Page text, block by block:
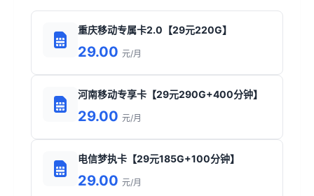
重庆移动专属卡2.0【29元220G】
29.00 元/月
河南移动专享卡【29元290G+400分钟】
29.00 元/月
电信梦执卡【29元185G+100分钟】
29.00 元/月